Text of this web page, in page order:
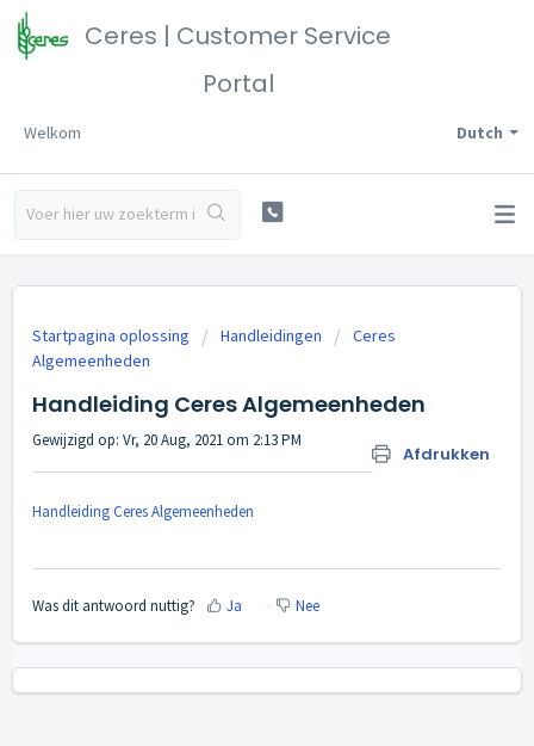
Ceres | Customer Service
Portal
Dutch
Welkom
Startpagina oplossing Handleidingen
Ceres
Algemeenheden
Handleiding Ceres Algemeenheden
Afdrukken
Gewijzigd op: Vr, 20 Aug, 2021 om 2:13 PM
Handleiding Ceres Algemeenheden
Was dit antwoord nuttig? Ja Nee